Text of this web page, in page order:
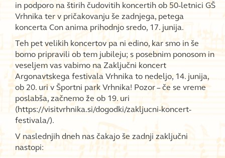
in podporo na štirih čudovitih koncertih ob 50-letnici GŠ
Vrhnika ter v pričakovanju še zadnjega, petega
koncerta Con anima prihodnjo sredo, 17. junija.
Teh pet velikih koncertov pa ni edino, kar smo in še
bomo pripravili ob tem jubileju; s posebnim ponosom in
veseljem vas vabimo na Zaključni koncert
Argonavtskega festivala Vrhnika to nedeljo, 14. junija,
ob 20. uri v Športni park Vrhnika! Pozor – če se vreme
poslabša, začnemo že ob 19. uri
(https://visitvrhnika.si/dogodki/zakljucni-koncert-
festivala/).
V naslednjih dneh nas čakajo še zadnji zaključni
nastopi: